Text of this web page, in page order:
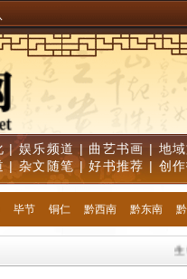
|娱乐频道 | 曲艺书画 | 地
|杂文随笔 |好书推荐 | 创
毕节 铜仁 黔西南 黔东南
生物